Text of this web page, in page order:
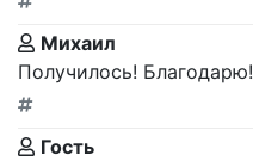
Михаил
Получилось! Благодарю!
Гость